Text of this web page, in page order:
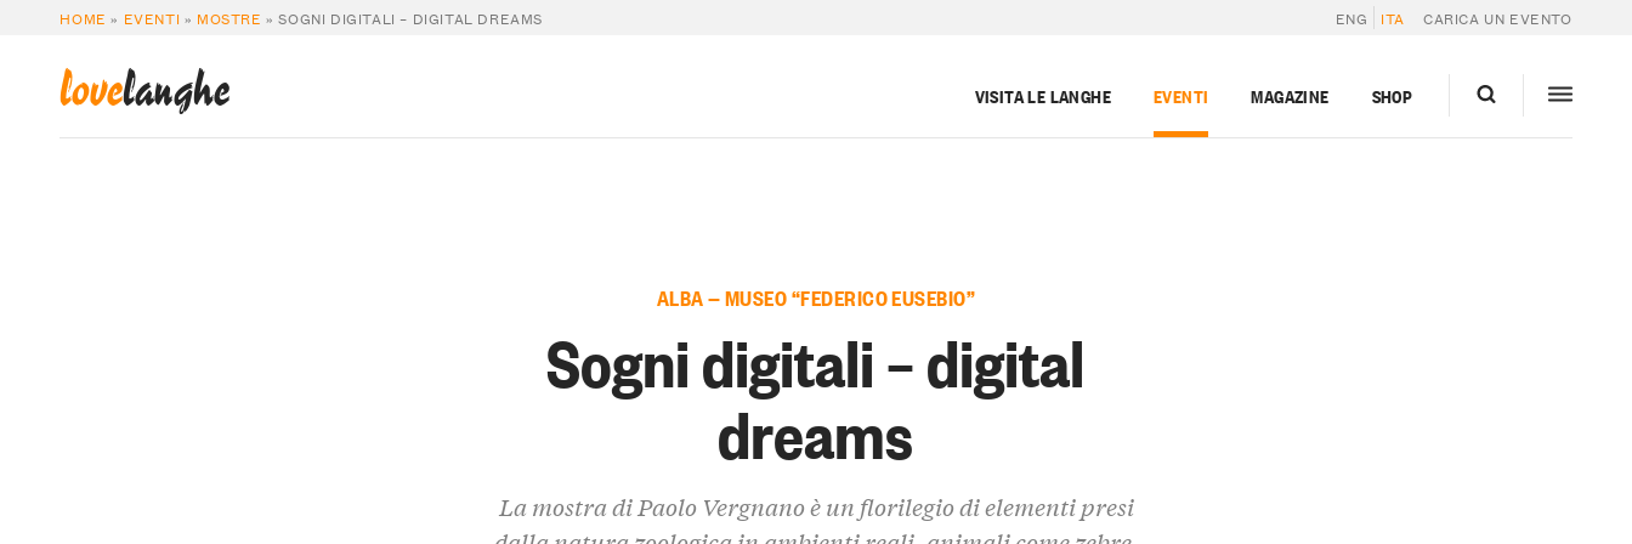
HOME » EVENTI » MOSTRE »SOGNI DIGITALI – DIGITAL DREAMS ENG ITA CARICA UN EVENTO
lovelanghe VISITA LE LANGHE EVENTI MAGAZINE SHOP
ALBA — MUSEO “FEDERICO EUSEBIO”
Sogni digitali – digital
dreams
La mostra di Paolo Vergnano è un florilegio di elementi presi